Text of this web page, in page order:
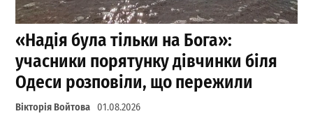
«Надія була тільки на Бога»:
учасники порятунку дівчинки біля
Одеси розповіли, що пережили
Вікторія Войтова 01.08.2026